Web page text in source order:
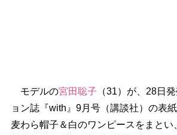
モデルの宮田聡子 （31）が、28日
ョン誌『with』9月号（講談社）の表
麦わら帽子＆白のワンピースをまとい